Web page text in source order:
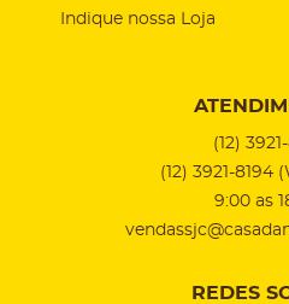
Indique nossa Loja
(12)
(12) 3921-8194
9:00 as
REDES